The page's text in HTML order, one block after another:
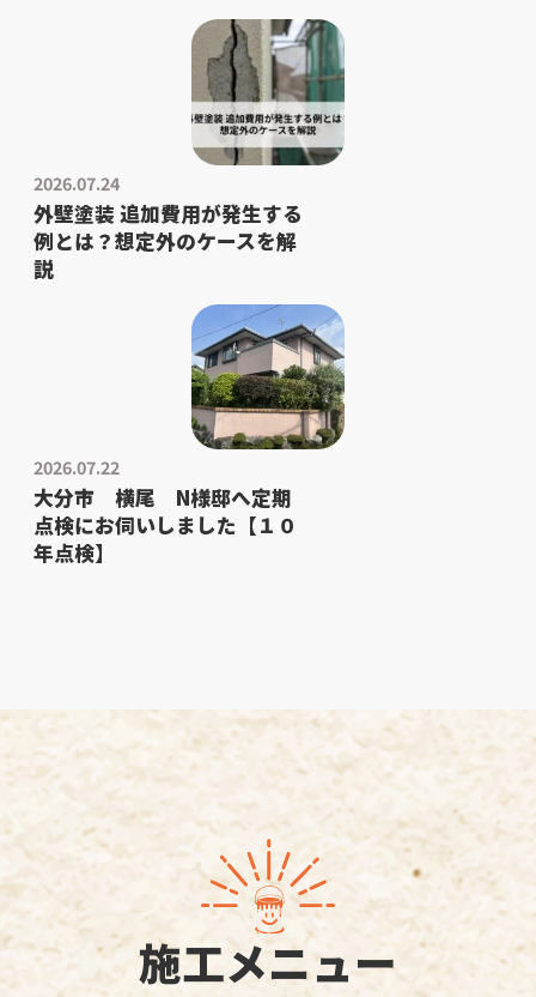
2026.07.24
外壁塗装 追加費用が発生する
例とは？想定外のケースを解
説
2026.07.22
大分市 横尾 N様邸へ定期
点検にお伺いしました【１０
年点検】
施工メニュー